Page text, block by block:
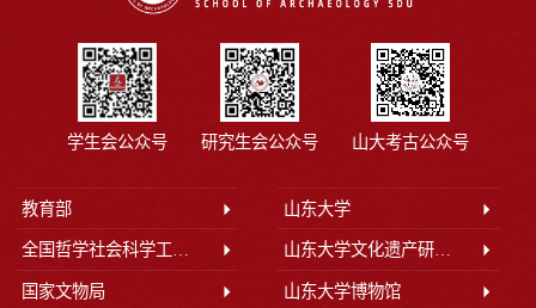
学生会公众号 研究生会公众号 山大考古公众号
教育部 山东大学
山东大学文化遗产研究院
国家文物局 山东大学博物馆